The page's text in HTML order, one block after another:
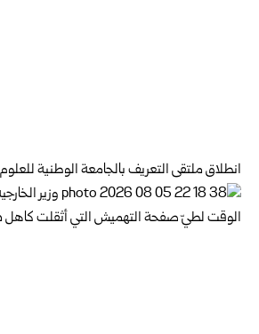
انطلاق ملتقى التعريف بالجامعة الوطنية